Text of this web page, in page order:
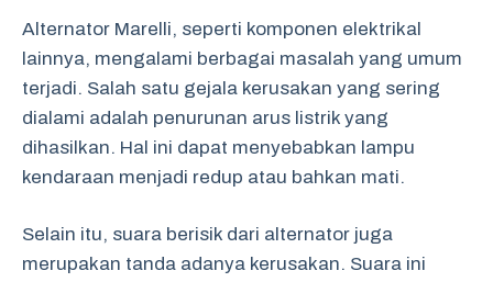
Alternator Marelli, seperti komponen elektrikal
lainnya, mengalami berbagai masalah yang umum
terjadi. Salah satu gejala kerusakan yang sering
dialami adalah penurunan arus listrik yang
dihasilkan. Hal ini dapat menyebabkan lampu
kendaraan menjadi redup atau bahkan mati.
Selain itu, suara berisik dari alternator juga
merupakan tanda adanya kerusakan. Suara ini